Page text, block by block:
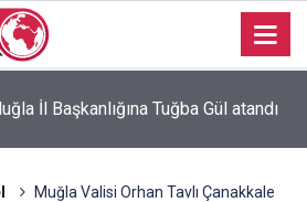
2026-2027 sezonu forma numaraları
Muğla Valisi Orhan Tavlı Çanakkale